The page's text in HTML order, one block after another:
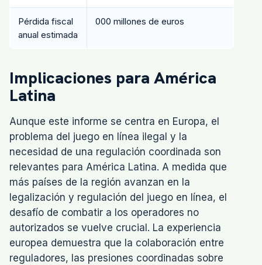
Pérdida fiscal
anual estimada
000 millones de euros
Implicaciones para América
Latina
Aunque este informe se centra en Europa, el
problema del juego en línea ilegal y la
necesidad de una regulación coordinada son
relevantes para América Latina. A medida que
más países de la región avanzan en la
legalización y regulación del juego en línea, el
desafío de combatir a los operadores no
autorizados se vuelve crucial. La experiencia
europea demuestra que la colaboración entre
reguladores, las presiones coordinadas sobre